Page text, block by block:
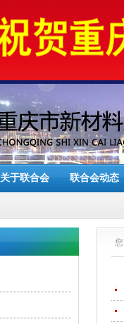
关于联合会 联合会动态